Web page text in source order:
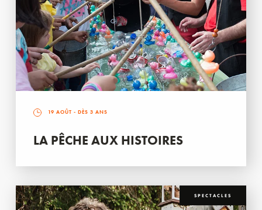
19 AOÛT - DÈS 3 ANS
LA PÊCHE AUX HISTOIRES
SPECTACLES